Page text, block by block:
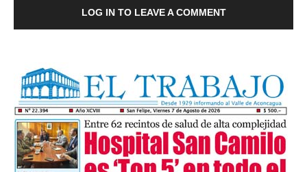
LOG IN TO LEAVE A COMMENT